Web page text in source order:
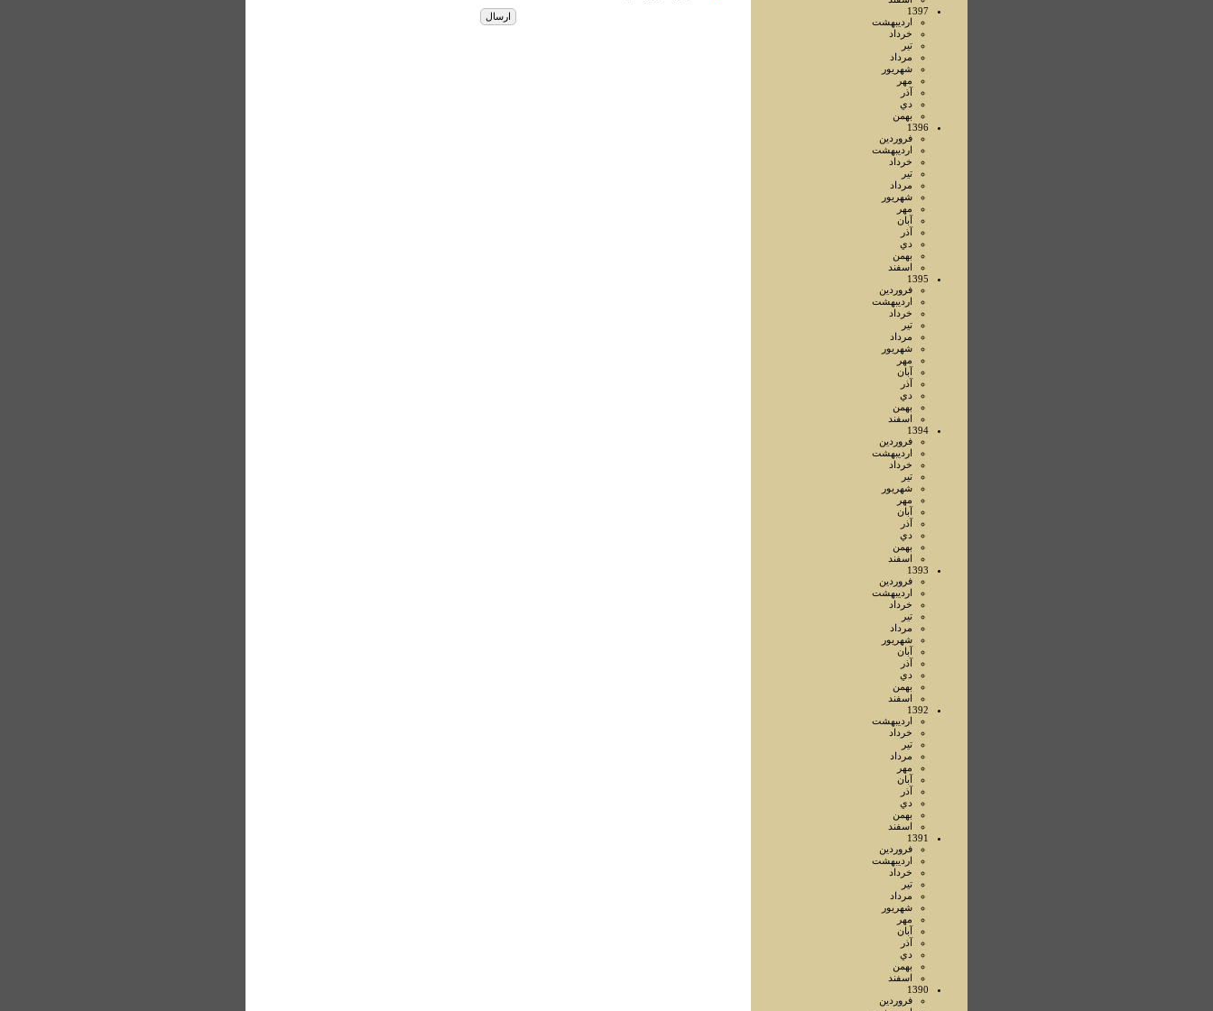
1397
ارديبهشت
خرداد
تير
مرداد
شهريور
مهر
آذر
دي
بهمن
1396
فروردين
ارديبهشت
خرداد
تير
مرداد
شهريور
مهر
آبان
آذر
دي
بهمن
اسفند
1395
فروردين
ارديبهشت
خرداد
تير
مرداد
شهريور
مهر
آبان
آذر
دي
بهمن
اسفند
1394
فروردين
ارديبهشت
خرداد
تير
شهريور
مهر
آبان
آذر
دي
بهمن
اسفند
1393
فروردين
ارديبهشت
خرداد
تير
مرداد
شهريور
آبان
آذر
دي
بهمن
اسفند
1392
ارديبهشت
خرداد
تير
مرداد
مهر
آبان
آذر
دي
بهمن
اسفند
1391
فروردين
ارديبهشت
خرداد
تير
مرداد
شهريور
مهر
آبان
آذر
دي
بهمن
اسفند
1390
فروردين